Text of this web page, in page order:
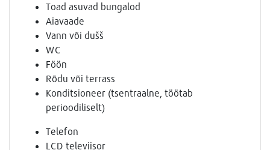
Toad asuvad bungalod
Aiavaade
Vann või dušš
WC
Föön
Rõdu või terrass
Konditsioneer (tsentraalne, töötab
perioodiliselt)
Telefon
LCD televiisor